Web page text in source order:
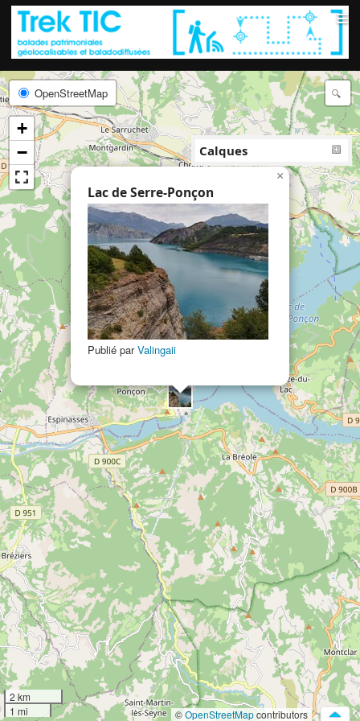
≡
Lac de Serre-Ponçon
Publié parValingaii
×
OpenStreetMap
+
−
Calques
2 km
1 mi
©OpenStreetMapcontributors